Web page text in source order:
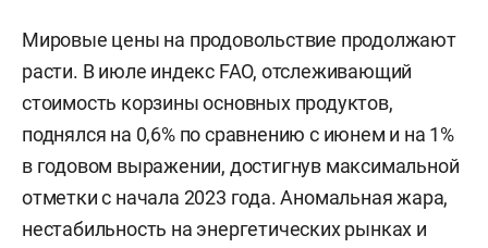
Мировые цены на продовольствие продолжают
расти. В июле индекс FAO, отслеживающий
стоимость корзины основных продуктов,
поднялся на 0,6% по сравнению с июнем и на 1%
в годовом выражении, достигнув максимальной
отметки с начала 2023 года. Аномальная жара,
нестабильность на энергетических рынках и